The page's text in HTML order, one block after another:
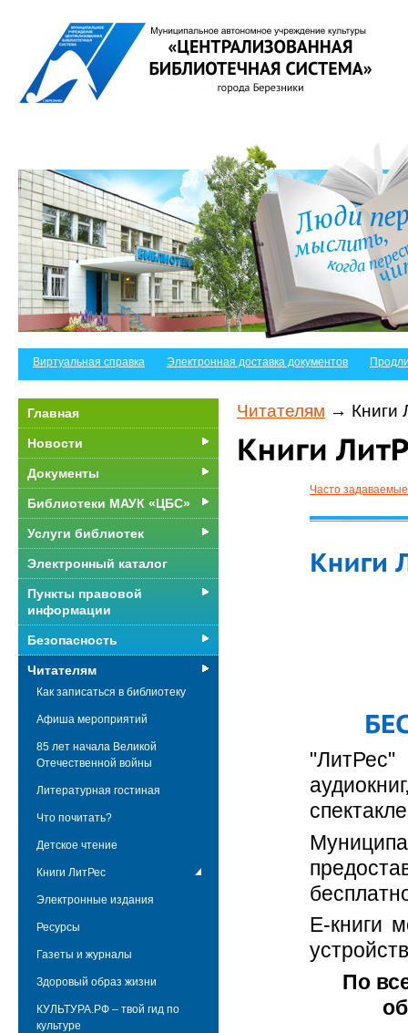
Виртуальная справка Электронная доставка документов
Читателям → Книги
Часто
Е-книги
По
Главная
Новости
Документы
Библиотеки МАУК «ЦБС»
Услуги библиотек
Электронный каталог
Пункты правовой
информации
Безопасность
Читателям
Как записаться в библиотеку
Афиша мероприятий
85 лет начала Великой
Отечественной войны
Литературная гостиная
Что почитать?
Детское чтение
Книги ЛитРес
Электронные издания
Ресурсы
Газеты и журналы
Здоровый образ жизни
КУЛЬТУРА.РФ – твой гид по
культуре